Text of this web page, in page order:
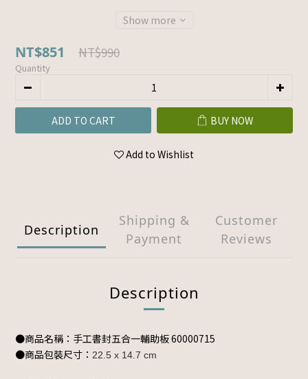
Show more
NT$851 NT$990
Quantity
ADD TO CART BUY NOW
Add to Wishlist
Description
Shipping &
Payment
Customer
Reviews
Description
●商品名稱：手工書封五合一輔助板60000715
●商品包裝尺寸： 22.5 x 14.7 cm